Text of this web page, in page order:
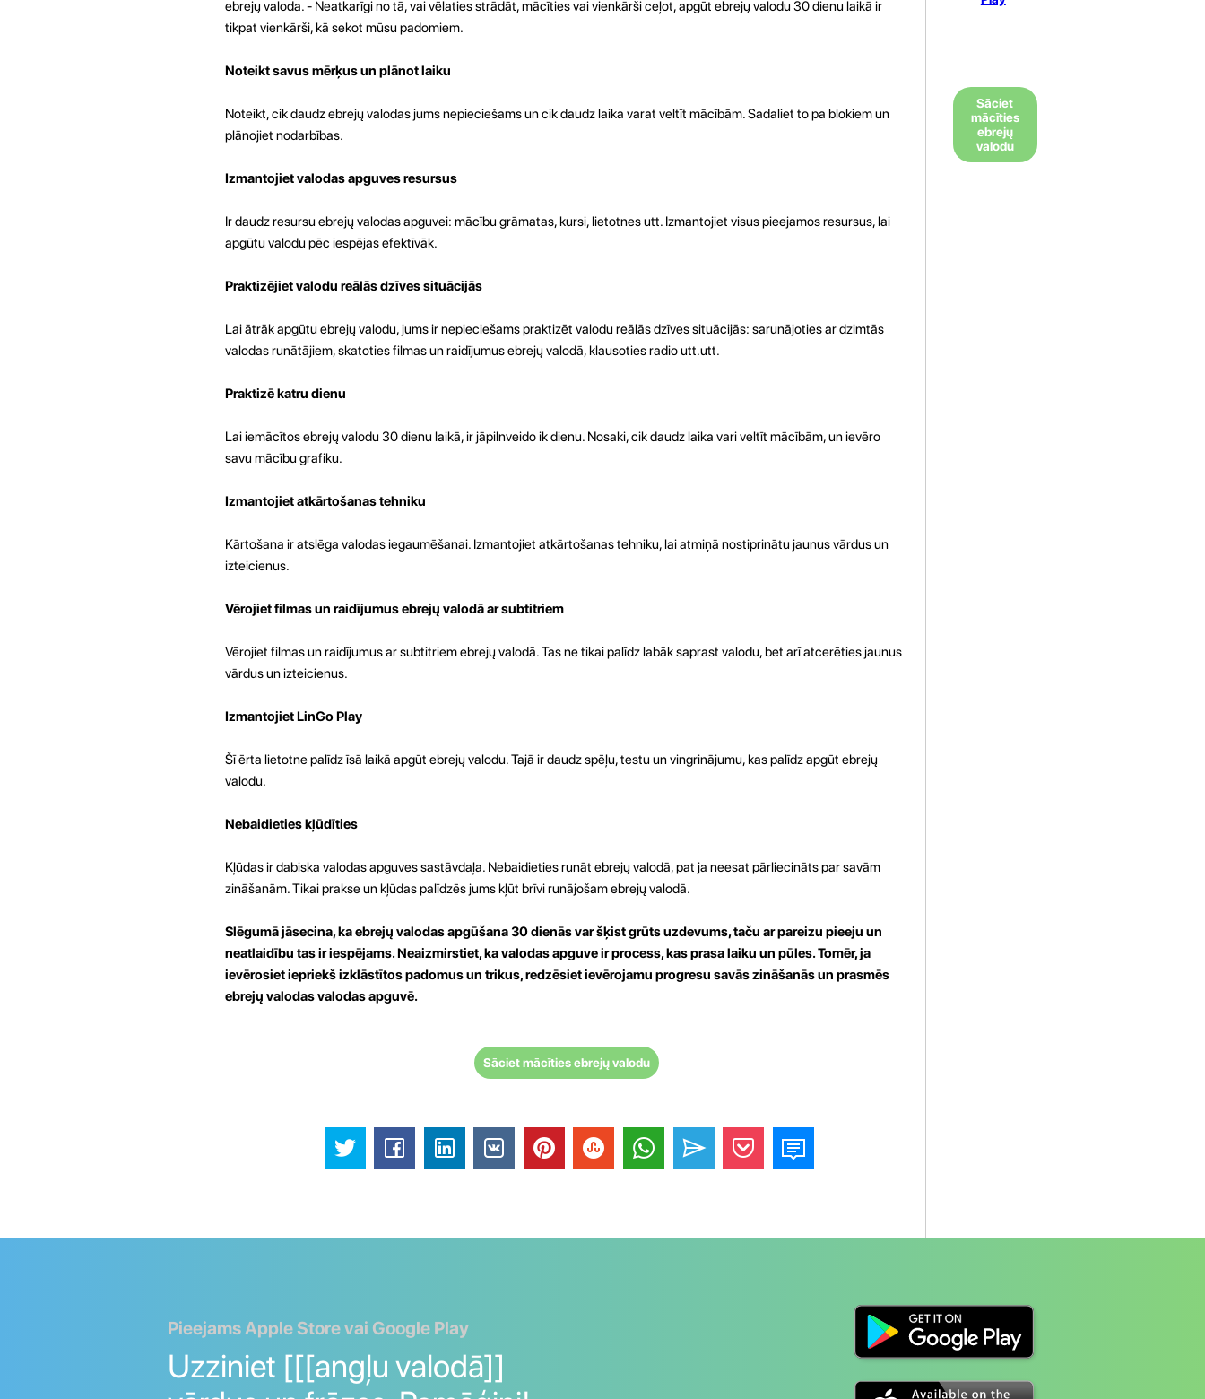
ebrejų valoda. - Neatkarīgi no tā, vai vēlaties strādāt, mācīties vai vienkārši ceļot, apgūt ebrejų valodu 30 dienu laikā ir
tikpat vienkārši, kā sekot mūsu padomiem.
Noteikt savus mērķus un plānot laiku
Noteikt, cik daudz ebrejų valodas jums nepieciešams un cik daudz laika varat veltīt mācībām. Sadaliet to pa blokiem un
plānojiet nodarbības.
Izmantojiet valodas apguves resursus
Ir daudz resursu ebrejų valodas apguvei: mācību grāmatas, kursi, lietotnes utt. Izmantojiet visus pieejamos resursus, lai
apgūtu valodu pēc iespējas efektīvāk.
Praktizējiet valodu reālās dzīves situācijās
Lai ātrāk apgūtu ebrejų valodu, jums ir nepieciešams praktizēt valodu reālās dzīves situācijās: sarunājoties ar dzimtās
valodas runātājiem, skatoties filmas un raidījumus ebrejų valodā, klausoties radio utt.utt.
Praktizē katru dienu
Lai iemācītos ebrejų valodu 30 dienu laikā, ir jāpilnveido ik dienu. Nosaki, cik daudz laika vari veltīt mācībām, un ievēro
savu mācību grafiku.
Izmantojiet atkārtošanas tehniku
Kārtošana ir atslēga valodas iegaumēšanai. Izmantojiet atkārtošanas tehniku, lai atmiņā nostiprinātu jaunus vārdus un
izteicienus.
Vērojiet filmas un raidījumus ebrejų valodā ar subtitriem
Vērojiet filmas un raidījumus ar subtitriem ebrejų valodā. Tas ne tikai palīdz labāk saprast valodu, bet arī atcerēties jaunus
vārdus un izteicienus.
Izmantojiet LinGo Play
Šī ērta lietotne palīdz īsā laikā apgūt ebrejų valodu. Tajā ir daudz spēļu, testu un vingrinājumu, kas palīdz apgūt ebrejų
valodu.
Nebaidieties kļūdīties
Kļūdas ir dabiska valodas apguves sastāvdaļa. Nebaidieties runāt ebrejų valodā, pat ja neesat pārliecināts par savām
zināšanām. Tikai prakse un kļūdas palīdzēs jums kļūt brīvi runājošam ebrejų valodā.
Slēgumā jāsecina, ka ebrejų valodas apgūšana 30 dienās var šķist grūts uzdevums, taču ar pareizu pieeju un
neatlaidību tas ir iespējams. Neaizmirstiet, ka valodas apguve ir process, kas prasa laiku un pūles. Tomēr, ja
ievērosiet iepriekš izklāstītos padomus un trikus, redzēsiet ievērojamu progresu savās zināšanās un prasmēs
ebrejų valodas valodas apguvē.
Sāciet mācīties ebrejų valodu
Sāciet
mācīties
ebrejų
valodu
Pieejams Apple Store vai Google Play
Uzziniet [[[angļu valodā]]